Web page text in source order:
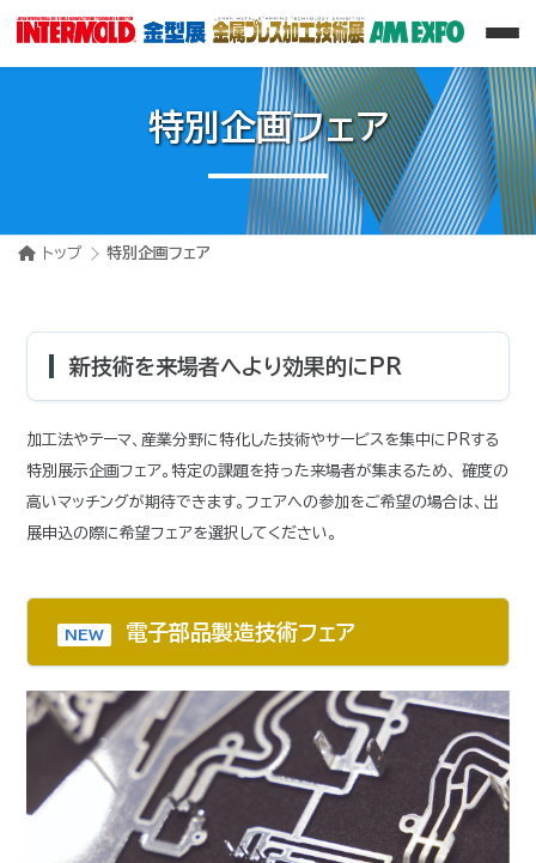
特別企画フェア
トップ 特別企画フェア
新技術を来場者へより効果的にPR
加工法やテーマ、産業分野に特化した技術やサービスを集中にPRする
特別展示企画フェア。特定の課題を持った来場者が集まるため、 確度の
高いマッチングが期待できます。フェアへの参加をご希望の場合は、出
展申込の際に希望フェアを選択してください。
NEW 電子部品製造技術フェア